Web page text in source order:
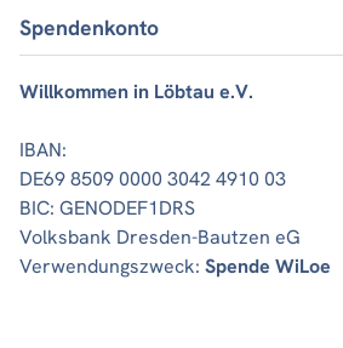
Spendenkonto
Willkommen in Löbtau e.V.
IBAN:
DE69 8509 0000 3042 4910 03
BIC: GENODEF1DRS
Volksbank Dresden-Bautzen eG
Verwendungszweck: Spende WiLoe